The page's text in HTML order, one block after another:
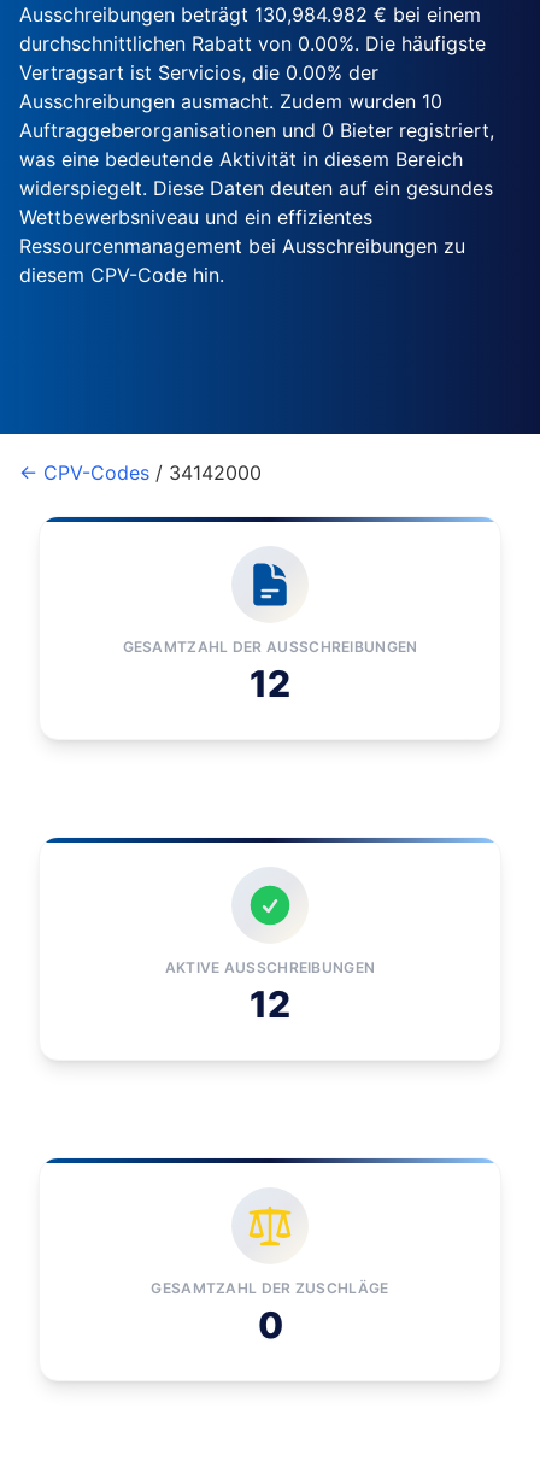
Ausschreibungen beträgt 130,984.982 € bei einem
durchschnittlichen Rabatt von 0.00%. Die häufigste
Vertragsart ist Servicios, die 0.00% der
Ausschreibungen ausmacht. Zudem wurden 10
Auftraggeberorganisationen und 0 Bieter registriert,
was eine bedeutende Aktivität in diesem Bereich
widerspiegelt. Diese Daten deuten auf ein gesundes
Wettbewerbsniveau und ein effizientes
Ressourcenmanagement bei Ausschreibungen zu
diesem CPV-Code hin.
← CPV-Codes / 34142000
GESAMTZAHL DER AUSSCHREIBUNGEN
12
AKTIVE AUSSCHREIBUNGEN
12
GESAMTZAHL DER ZUSCHLÄGE
0